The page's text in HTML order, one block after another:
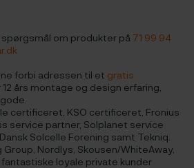
om produkter på 71 99 94
forbi adressen til et gratis
12 års montage og design erfaring,
certificeret, KSO certificeret, Fronius
service partner, Solplanet service
Solcelle Forening samt Tekniq.
Group, Nordlys, Skousen/WhiteAway,
loyale private kunder